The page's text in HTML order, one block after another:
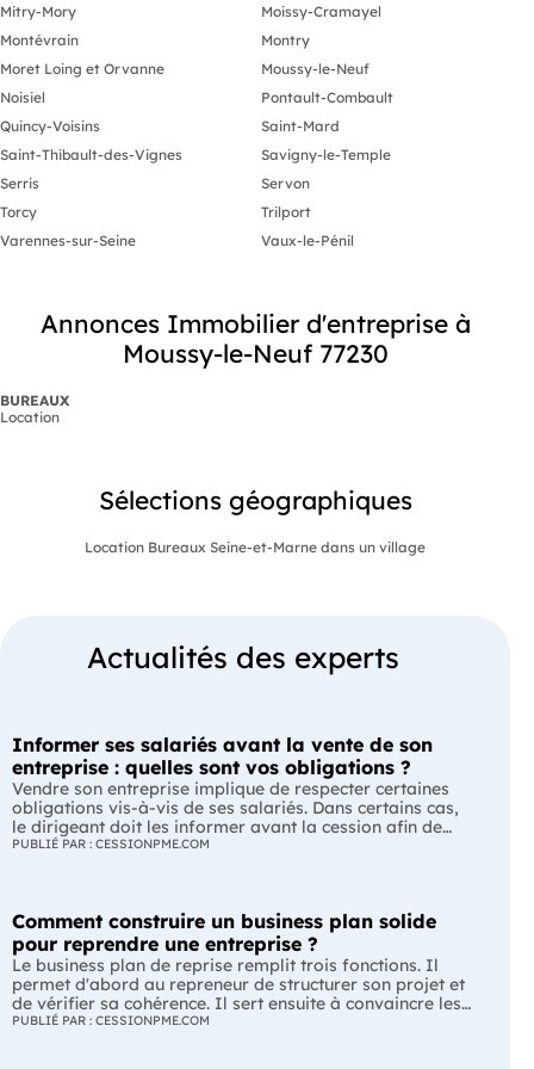
Mitry-Mory
Moissy-Cramayel
Montévrain
Montry
Moret Loing et Orvanne
Moussy-le-Neuf
Noisiel
Pontault-Combault
Quincy-Voisins
Saint-Mard
Saint-Thibault-des-Vignes
Savigny-le-Temple
Serris
Servon
Torcy
Trilport
Varennes-sur-Seine
Vaux-le-Pénil
Annonces Immobilier d'entreprise à
Moussy-le-Neuf 77230
BUREAUX
Location
Sélections géographiques
Location Bureaux Seine-et-Marne dans un village
Actualités des experts
Informer ses salariés avant la vente de son
entreprise : quelles sont vos obligations ?
Vendre son entreprise implique de respecter certaines
obligations vis-à-vis de ses salariés. Dans certains cas,
le dirigeant doit les informer avant la cession afin de
leur permettre, s'ils le souhaitent, de présenter une offre
L'essentiel Les entreprises de moins de 250 salariés sont
soumises, dans certains cas, à une obligation
d'information préalable des salariés. Cette obligation
concerne la vente d'un fonds de commerce ou la cession
de la majorité des titres d'une société. Le délai
d'information varie selon la taille de l'entreprise. Les
PUBLIÉ PAR : CESSIONPME.COM
Comment construire un business plan solide
pour reprendre une entreprise ?
Le business plan de reprise remplit trois fonctions. Il
permet d'abord au repreneur de structurer son projet et
de vérifier sa cohérence. Il sert ensuite à convaincre les
banques et les partenaires financiers de l'accompagner.
PUBLIÉ PAR : CESSIONPME.COM